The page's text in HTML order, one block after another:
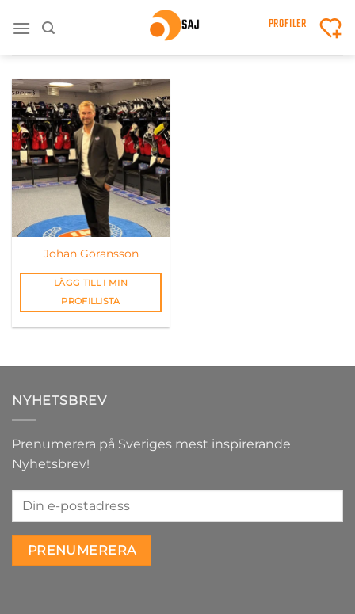
PROFILER
Johan Göransson
LÄGG TILL I MIN
PROFILLISTA
NYHETSBREV
Prenumerera på Sveriges mest inspirerande
Nyhetsbrev!